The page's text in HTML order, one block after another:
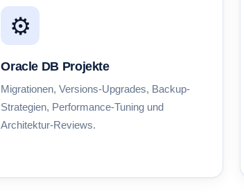
⚙️
Oracle DB Projekte
Migrationen, Versions-Upgrades, Backup-
Strategien, Performance-Tuning und
Architektur-Reviews.